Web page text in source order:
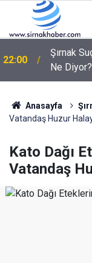
21:19
Anasayfa
Vatandaş Huzur
Kato Dağı
Vatandaş